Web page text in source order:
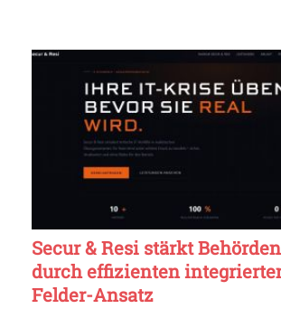
Secur & Resi stärkt
durch effizienten
Felder-Ansatz